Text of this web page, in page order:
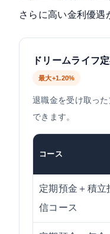
さらに高い金利優遇
ドリームライフ
最大+1.20%
退職金を受け取っ
できます。
コース
定期預金＋積立
信コース